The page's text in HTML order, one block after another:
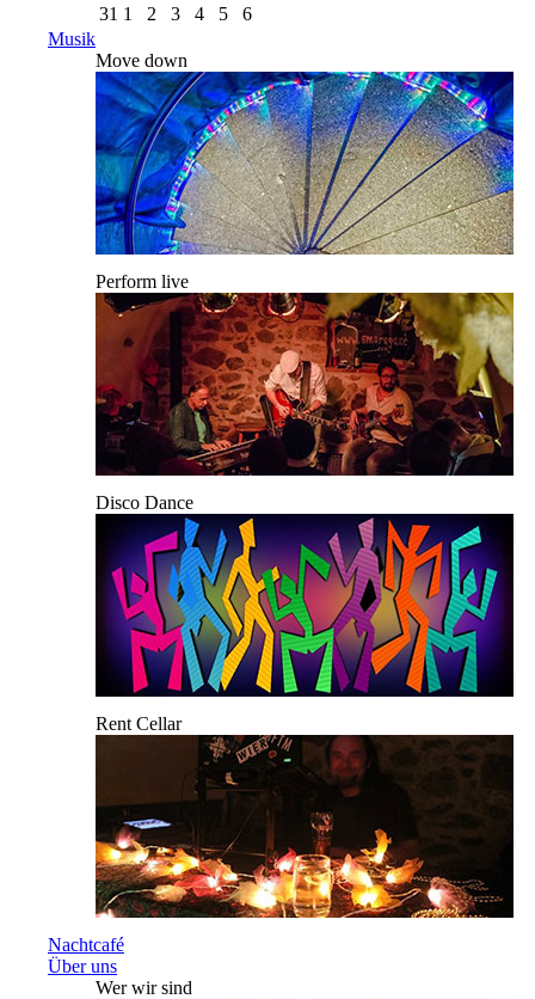
31 1 2 3 4 5
6
Musik
Move down
Perform live
Disco Dance
Rent Cellar
Nachtcafé
Über uns
Wer wir sind